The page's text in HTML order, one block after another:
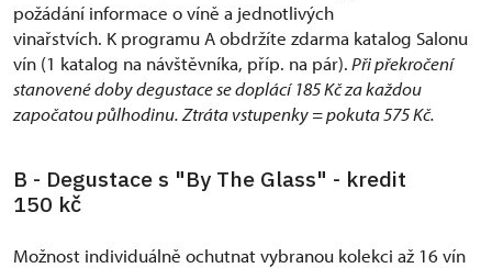
požádání informace o víně a jednotlivých
vinařstvích. K programu A obdržíte zdarma katalog Salonu
vín (1 katalog na návštěvníka, příp. na pár).Při překročení
stanovené doby degustace se doplácí 185 Kč za každou
započatou půlhodinu. Ztráta vstupenky = pokuta 575 Kč.
B - Degustace s "By The Glass" - kredit
150 kč
Možnost individuálně ochutnat vybranou kolekci až 16 vín